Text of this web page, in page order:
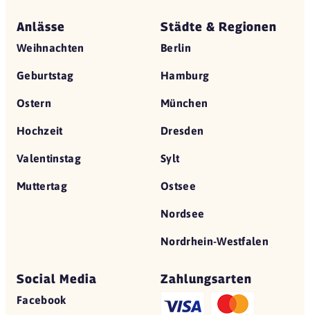
Anlässe
Weihnachten
Geburtstag
Ostern
Hochzeit
Valentinstag
Muttertag
Städte & Regionen
Berlin
Hamburg
München
Dresden
Sylt
Ostsee
Nordsee
Nordrhein-Westfalen
Social Media
Facebook
Zahlungsarten